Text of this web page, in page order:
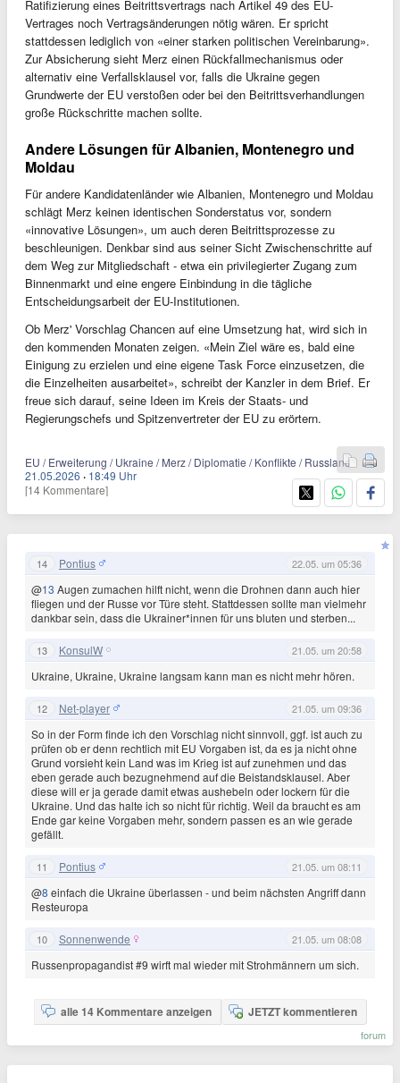
Ratifizierung eines Beitrittsvertrags nach Artikel 49 des EU-
Vertrages noch Vertragsänderungen nötig wären. Er spricht
stattdessen lediglich von «einer starken politischen Vereinbarung».
Zur Absicherung sieht Merz einen Rückfallmechanismus oder
alternativ eine Verfallsklausel vor, falls die Ukraine gegen
Grundwerte der EU verstoßen oder bei den Beitrittsverhandlungen
große Rückschritte machen sollte.
Andere Lösungen für Albanien, Montenegro und
Moldau
Für andere Kandidatenländer wie Albanien, Montenegro und Moldau
schlägt Merz keinen identischen Sonderstatus vor, sondern
«innovative Lösungen», um auch deren Beitrittsprozesse zu
beschleunigen. Denkbar sind aus seiner Sicht Zwischenschritte auf
dem Weg zur Mitgliedschaft - etwa ein privilegierter Zugang zum
Binnenmarkt und eine engere Einbindung in die tägliche
Entscheidungsarbeit der EU-Institutionen.
Ob Merz' Vorschlag Chancen auf eine Umsetzung hat, wird sich in
den kommenden Monaten zeigen. «Mein Ziel wäre es, bald eine
Einigung zu erzielen und eine eigene Task Force einzusetzen, die
die Einzelheiten ausarbeitet», schreibt der Kanzler in dem Brief. Er
freue sich darauf, seine Ideen im Kreis der Staats- und
Regierungschefs und Spitzenvertreter der EU zu erörtern.
EU / Erweiterung / Ukraine / Merz / Diplomatie / Konflikte / Russland
21.05.2026 · 18:49 Uhr
[14 Kommentare]
14 Pontius 22.05. um 05:36
@13 Augen zumachen hilft nicht, wenn die Drohnen dann auch hier
fliegen und der Russe vor Türe steht. Stattdessen sollte man vielmehr
dankbar sein, dass die Ukrainer*innen für uns bluten und sterben...
13 KonsulW 21.05. um 20:58
Ukraine, Ukraine, Ukraine langsam kann man es nicht mehr hören.
12 Net-player 21.05. um 09:36
So in der Form finde ich den Vorschlag nicht sinnvoll, ggf. ist auch zu
prüfen ob er denn rechtlich mit EU Vorgaben ist, da es ja nicht ohne
Grund vorsieht kein Land was im Krieg ist auf zunehmen und das
eben gerade auch bezugnehmend auf die Beistandsklausel. Aber
diese will er ja gerade damit etwas aushebeln oder lockern für die
Ukraine. Und das halte ich so nicht für richtig. Weil da braucht es am
Ende gar keine Vorgaben mehr, sondern passen es an wie gerade
gefällt.
11 Pontius 21.05. um 08:11
@8 einfach die Ukraine überlassen - und beim nächsten Angriff dann
Resteuropa
10 Sonnenwende 21.05. um 08:08
Russenpropagandist #9 wirft mal wieder mit Strohmännern um sich.
alle 14 Kommentare anzeigen JETZT kommentieren
forum